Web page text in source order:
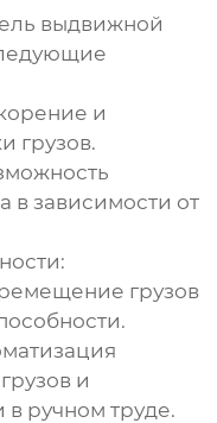
выдвижной
и
грузов.
в зависимости от
грузов
и
ручном труде.